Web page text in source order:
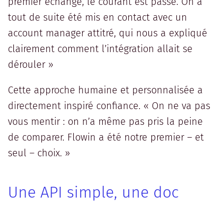
tout de suite été mis en contact avec un
account manager attitré, qui nous a expliqué
clairement comment l’intégration allait se
dérouler »
Cette approche humaine et personnalisée a
directement inspiré confiance. « On ne va pas
vous mentir : on n’a même pas pris la peine
de comparer. Flowin a été notre premier – et
seul – choix. »
Une API simple, une doc